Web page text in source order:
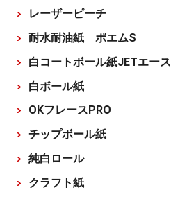
レーザーピーチ
耐水耐油紙 ポエムS
白コートボール紙JETエース
白ボール紙
OKフレースPRO
チップボール紙
純白ロール
クラフト紙